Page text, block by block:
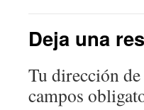
Deja una
Tu dirección
campos